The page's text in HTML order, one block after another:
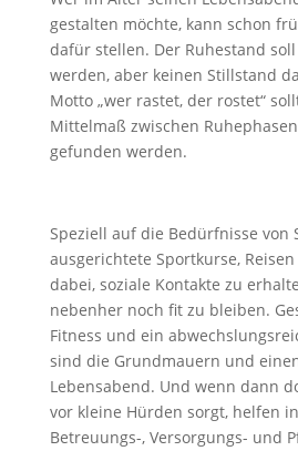
gestalten möchte, kann schon
dafür stellen. Der Ruhestand
werden, aber keinen Stillstand
Motto „wer rastet, der rostet“
Mittelmaß zwischen
gefunden werden.
Speziell auf die Bedürfnisse von
ausgerichtete Sportkurse,
dabei, soziale Kontakte zu
nebenher noch fit zu bleiben.
Fitness und ein
sind die Grundmauern und
Lebensabend. Und wenn dann
vor kleine Hürden sorgt, helfen
Betreuungs-, Versorgungs- und